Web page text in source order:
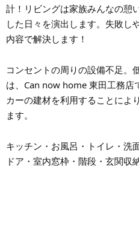
計！リビングは家族みんなの憩
した日々を演出します。失敗し
内容で解決します！
コンセントの周りの設備不足。
は、Can now home 東田工務店
カーの建材を利用することによ
ます。
キッチン・お風呂・トイレ・洗
ドア・室内窓枠・階段・玄関収